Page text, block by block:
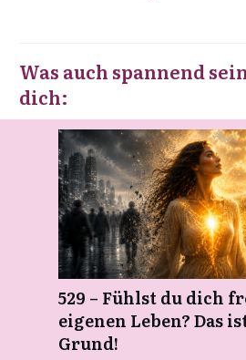
Was auch spannend
dich:
529 – Fühlst du dich
eigenen Leben? Das
Grund!